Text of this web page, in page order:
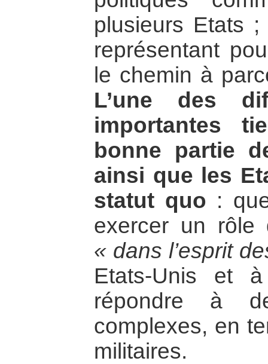
plusieurs Etats ;
représentant
le chemin à
L’une des
importantes
bonne partie
ainsi que les
statut quo :
exercer un rôle
« dans l’esprit
Etats-Unis et
répondre à
complexes, en
militaires.